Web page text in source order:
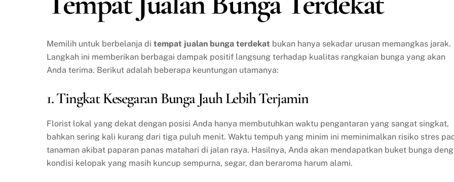
Memilih untuk berbelanja di tempat jualan bunga terdekat bukan hanya sekadar urusan memangkas jarak.
Langkah ini memberikan berbagai dampak positif langsung terhadap kualitas rangkaian bunga yang akan
Anda terima. Berikut adalah beberapa keuntungan utamanya:
1. Tingkat Kesegaran Bunga Jauh Lebih Terjamin
Florist lokal yang dekat dengan posisi Anda hanya membutuhkan waktu pengantaran yang sangat singkat,
bahkan sering kali kurang dari tiga puluh menit. Waktu tempuh yang minim ini meminimalkan risiko stres
tanaman akibat paparan panas matahari di jalan raya. Hasilnya, Anda akan mendapatkan buket bunga
kondisi kelopak yang masih kuncup sempurna, segar, dan beraroma harum alami.